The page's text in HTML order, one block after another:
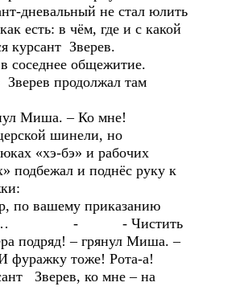
дневальный не стал юлить
есть: в чём, где и с какой
курсант Зверев.
общежитие.
продолжал там
Миша. – Ко мне!
шинели, но
«хэ-бэ» и рабочих
подбежал и поднёс руку к
по вашему приказанию
- - Чистить
подряд! – грянул Миша. –
фуражку тоже! Рота-а!
Зверев, ко мне – на